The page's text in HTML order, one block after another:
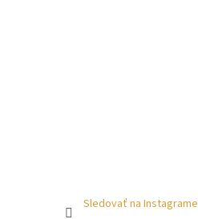
Sledovať na Instagrame